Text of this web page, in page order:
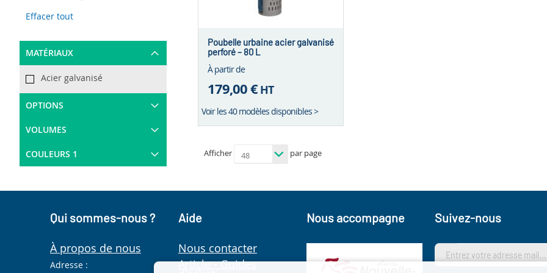
Poubelle urbaine acier galvanisé
perforé – 80 L
À partir de
179,00 €HT
Voir les 40 modèles disponibles >
Afficher par page
Item
Effacer tout
MATÉRIAUX
Acier galvanisé
OPTIONS
VOLUMES
COULEURS 1
Qui sommes-nous ?
À propos de nous
Adresse :
Aide
Nous contacter
Article - Guides
Nous accompagne Suivez-nous